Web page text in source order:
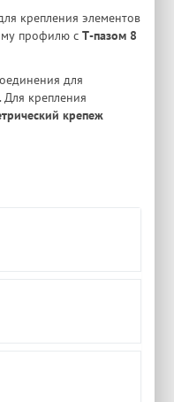
крепления элементов
профилю сТ-пазом 8
для
крепления
крепеж